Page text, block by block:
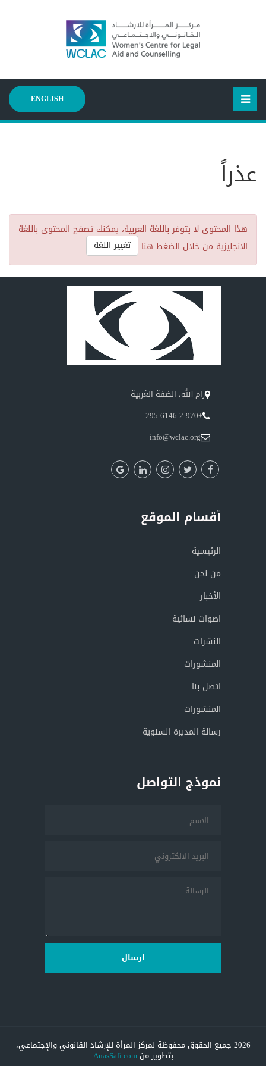
ENGLISH
عذراً
هذا المحتوى لا يتوفر باللغة العربية، يمكنك تصفح المحتوى باللغة
الانجليزية من خلال الضغط هنا
تغيير اللغة
رام الله، الضفة الغربية
+970 2 295-6146
info@wclac.org
أقسام الموقع
الرئيسية
من نحن
الأخبار
اصوات نسائية
النشرات
المنشورات
اتصل بنا
المنشورات
رسالة المديرة السنوية
نموذج التواصل
ارسال
2026 جميع الحقوق محفوظة لمركز المرأة للإرشاد القانوني والإجتماعي،
بتطوير منAnasSafi.com